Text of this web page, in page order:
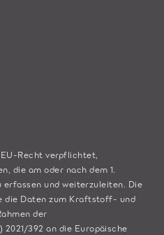
Recht verpflichtet,
die am oder nach dem 1.
und weiterzuleiten. Die
die Daten zum Kraftstoff- und
der
392 an die Europäische